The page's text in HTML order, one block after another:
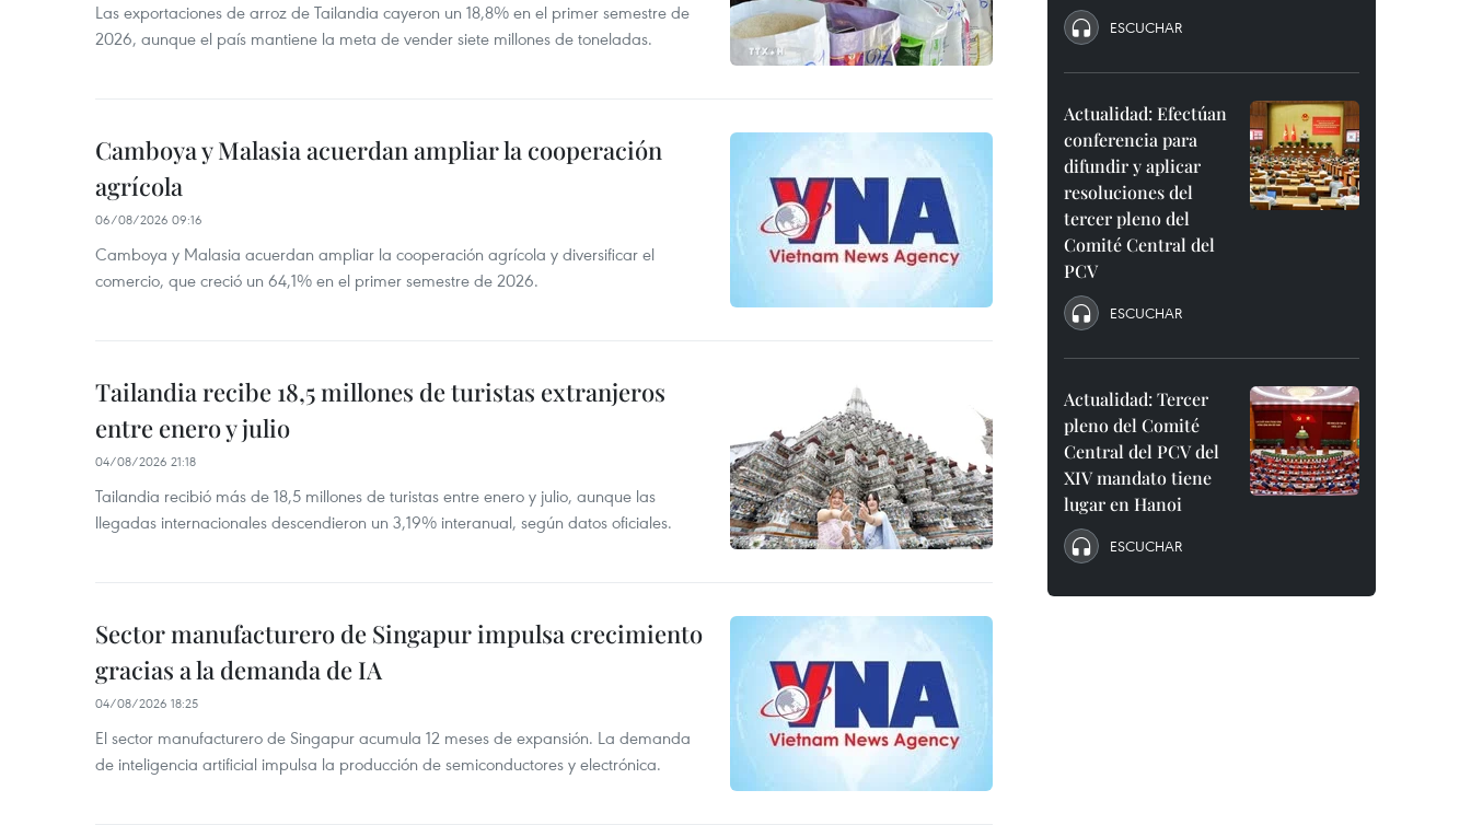
Las exportaciones de arroz de Tailandia cayeron un 18,8% en el primer semestre de
2026, aunque el país mantiene la meta de vender siete millones de toneladas.
Camboya y Malasia acuerdan ampliar la cooperación
agrícola
06/08/2026 09:16
Camboya y Malasia acuerdan ampliar la cooperación agrícola y diversificar el
comercio, que creció un 64,1% en el primer semestre de 2026.
Tailandia recibe 18,5 millones de turistas extranjeros
entre enero y julio
04/08/2026 21:18
Tailandia recibió más de 18,5 millones de turistas entre enero y julio, aunque las
llegadas internacionales descendieron un 3,19% interanual, según datos oficiales.
Sector manufacturero de Singapur impulsa crecimiento
gracias a la demanda de IA
04/08/2026 18:25
El sector manufacturero de Singapur acumula 12 meses de expansión. La demanda
de inteligencia artificial impulsa la producción de semiconductores y electrónica.
ESCUCHAR
Actualidad: Efectúan
conferencia para
difundir y aplicar
resoluciones del
tercer pleno del
Comité Central del
PCV
ESCUCHAR
Actualidad: Tercer
pleno del Comité
Central del PCV del
XIV mandato tiene
lugar en Hanoi
ESCUCHAR